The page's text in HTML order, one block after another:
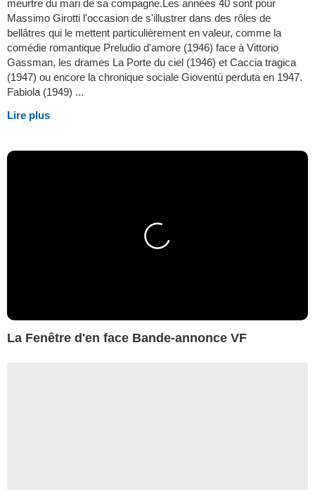
meurtre du mari de sa compagne.Les années 40 sont pour
Massimo Girotti l'occasion de s'illustrer dans des rôles de
bellâtres qui le mettent particulièrement en valeur, comme la
comédie romantique Preludio d'amore (1946) face à Vittorio
Gassman, les drames La Porte du ciel (1946) et Caccia tragica
(1947) ou encore la chronique sociale Gioventù perduta en 1947.
Fabiola (1949) ...
Lire plus
La Fenêtre d'en face Bande-annonce VF